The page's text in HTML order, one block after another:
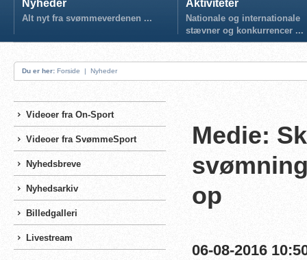
Nyheder
Alt nyt fra svømmeverdenen ...
Aktiviteter
Nationale og internationale
stævner og konkurrencer ...
Du er her: Forside | Nyheder
Videoer fra On-Sport
Videoer fra SvømmeSport
Nyhedsbreve
Nyhedsarkiv
Billedgalleri
Livestream
Medie:
op
06-08-2016